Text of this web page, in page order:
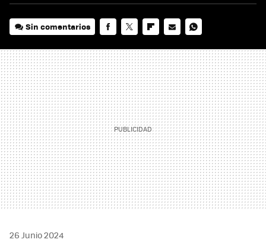
Sin comentarios
MAIL
26 Junio 2024